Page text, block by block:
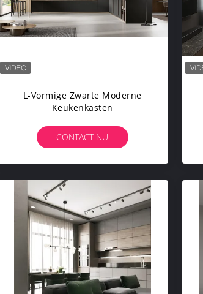
L-Vormige Zwarte Moderne
Keukenkasten
CONTACT NU